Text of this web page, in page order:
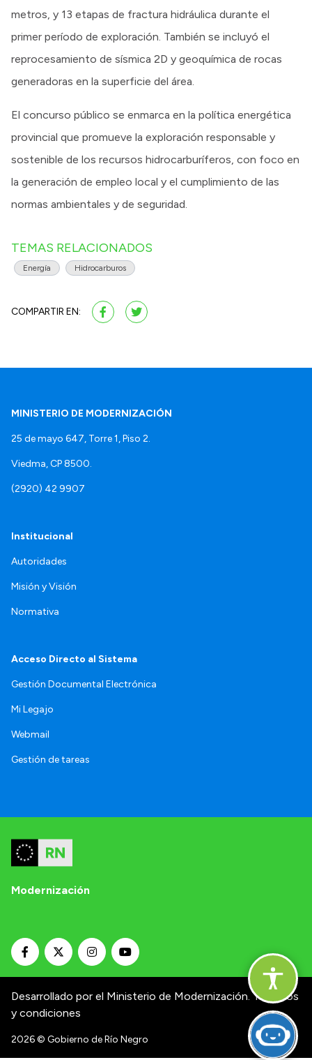
metros, y 13 etapas de fractura hidráulica durante el
primer período de exploración. También se incluyó el
reprocesamiento de sísmica 2D y geoquímica de rocas
generadoras en la superficie del área.
El concurso público se enmarca en la política energética
provincial que promueve la exploración responsable y
sostenible de los recursos hidrocarburíferos, con foco en
la generación de empleo local y el cumplimiento de las
normas ambientales y de seguridad.
TEMAS RELACIONADOS
Energía Hidrocarburos
COMPARTIR EN:
MINISTERIO DE MODERNIZACIÓN
25 de mayo 647, Torre 1, Piso 2.
Viedma, CP 8500.
(2920) 42 9907
Institucional
Autoridades
Misión y Visión
Normativa
Acceso Directo al Sistema
Gestión Documental Electrónica
Mi Legajo
Webmail
Gestión de tareas
Modernización
Desarrollado por el Ministerio de Modernización. Términos
y condiciones
2026© Gobierno de Río Negro